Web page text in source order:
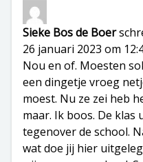
Sieke Bos de Boer
26 januari 2023 om
Nou en of. Moesten
een dingetje vroeg
moest. Nu ze zei heb
maar. Ik boos. De
tegenover de school.
wat doe jij hier